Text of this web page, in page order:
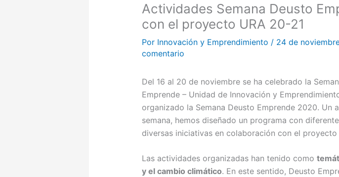
Actividades Semana Deusto
con el proyecto URA 20-21
Por Innovación y Emprendimiento / 24 de
comentario
Del 16 al 20 de noviembre se ha celebrado la
Emprende – Unidad de Innovación y
organizado la Semana Deusto Emprende 2020.
semana, hemos diseñado un programa con
diversas iniciativas en colaboración con el proyecto
Las actividades organizadas han tenido como
y el cambio climático. En este sentido, Deusto